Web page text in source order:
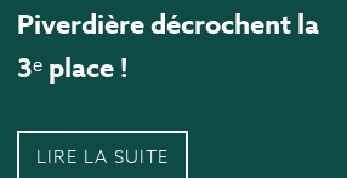
Piverdière décrochent la
3ᵉ place !
LIRE LA SUITE